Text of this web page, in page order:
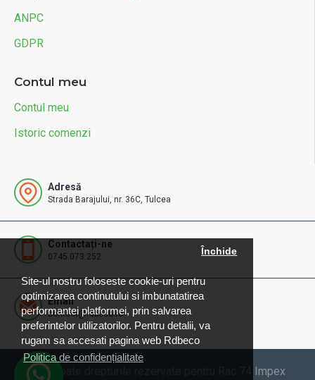
Site-ul nostru foloseste cookie-uri pentru
optimizarea continutului si imbunatatirea
performantei platformei, prin salvarea
preferintelor utilizatorilor. Pentru detalii, va
rugam sa accesati pagina web Rdbeco
Politica de confidențialitate
Închide
ANPC
GDPR
Contul meu
Contul meu
Istoric comenzi
Adresă
Strada Barajului, nr. 36C, Tulcea
Contactați-ne
0745.073.252
Email
contact@rdbeco.ro
© 2025 Toate drepturile rezervate pentru Rac 74 Impex